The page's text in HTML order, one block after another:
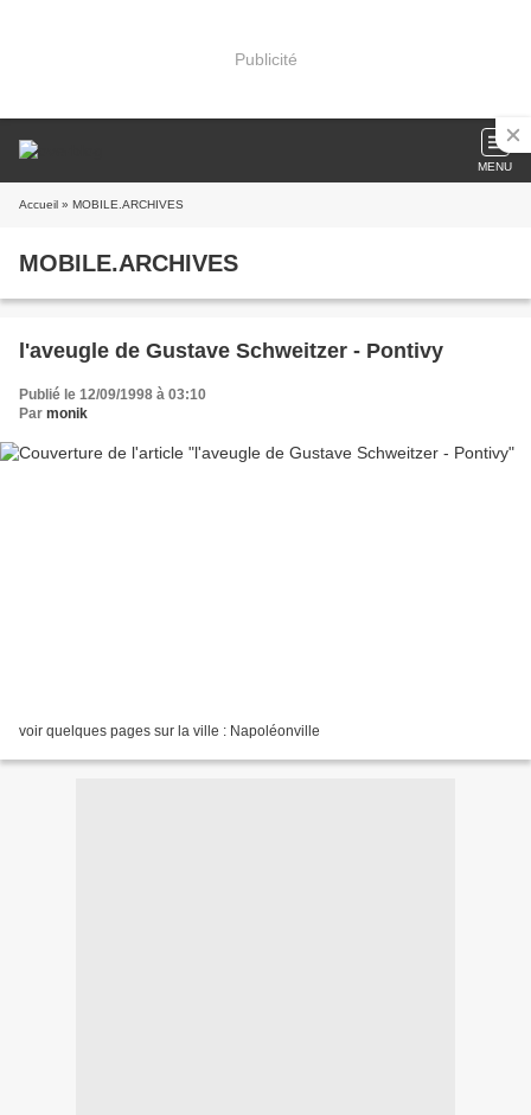
Publicité
MENU
Accueil » MOBILE.ARCHIVES
MOBILE.ARCHIVES
l'aveugle de Gustave Schweitzer - Pontivy
Publié le 12/09/1998 à 03:10
Par monik
voir quelques pages sur la ville : Napoléonville